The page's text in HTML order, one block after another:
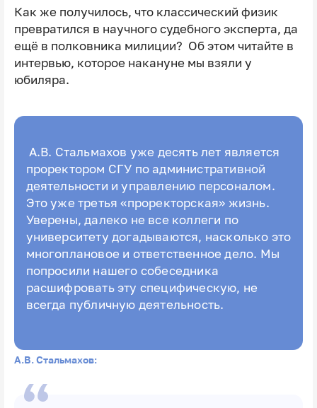
Как же получилось, что классический физик
превратился в научного судебного эксперта, да
ещё в полковника милиции? Об этом читайте в
интервью, которое накануне мы взяли у
юбиляра.
А.В. Стальмахов уже десять лет является
проректором СГУ по административной
деятельности и управлению персоналом.
Это уже третья «проректорская» жизнь.
Уверены, далеко не все коллеги по
университету догадываются, насколько это
многоплановое и ответственное дело. Мы
попросили нашего собеседника
расшифровать эту специфическую, не
всегда публичную деятельность.
А.В. Стальмахов: